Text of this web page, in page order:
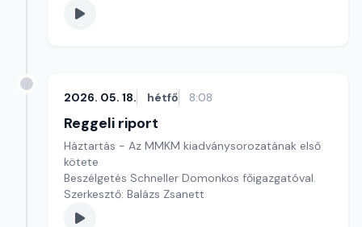
2026. 05. 18. hétfő 8:08
Reggeli riport
Háztartás - Az MMKM kiadványsorozatának első
kötete
Beszélgetés Schneller Domonkos főigazgatóval.
Szerkesztő: Balázs Zsanett